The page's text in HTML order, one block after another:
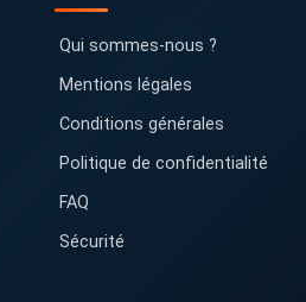
Qui sommes-nous ?
Mentions légales
Conditions générales
Politique de confidentialité
FAQ
Sécurité